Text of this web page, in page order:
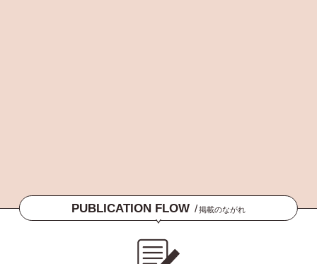
PUBLICATION FLOW /掲載のながれ